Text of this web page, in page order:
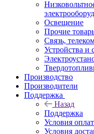
Освещение
Прочие
Связь,
Устройства и
Производство
Производители
Поддержка
Назад
Поддержка
Условия
Условия